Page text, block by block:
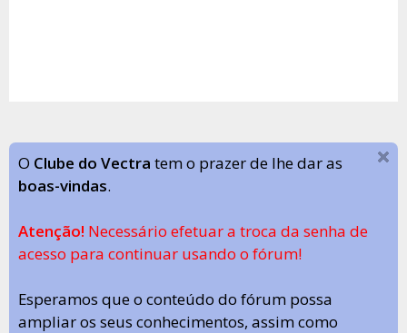
O Clube do Vectra tem o prazer de lhe dar as
boas-vindas.
Atenção! Necessário efetuar a troca da senha de
acesso para continuar usando o fórum!
Esperamos que o conteúdo do fórum possa
ampliar os seus conhecimentos, assim como